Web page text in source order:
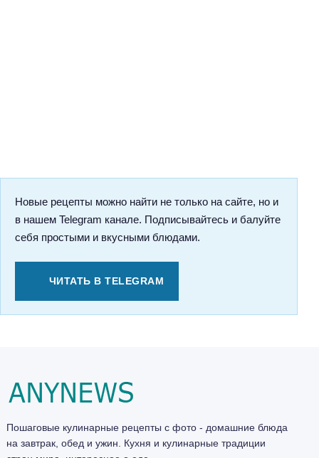
Новые рецепты можно найти не только на сайте, но и
в нашем Telegram канале. Подписывайтесь и балуйте
себя простыми и вкусными блюдами.
ЧИТАТЬ В TELEGRAM
Пошаговые кулинарные рецепты с фото - домашние блюда
на завтрак, обед и ужин. Кухня и кулинарные традиции